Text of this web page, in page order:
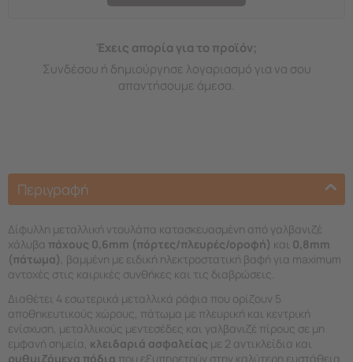
Έχεις απορία για το προϊόν;
Συνδέσου ή δημιούργησε λογαριασμό για να σου
απαντήσουμε άμεσα.
Περιγραφή
Δίφυλλη μεταλλική ντουλάπα κατασκευασμένη από γαλβανιζέ
χάλυβα πάχους 0,6mm (πόρτες/πλευρές/οροφή) και 0,8mm
(πάτωμα), βαμμένη με ειδική ηλεκτροστατική βαφή για maximum
αντοχές στις καιρικές συνθήκες και τις διαβρώσεις.
Διαθέτει 4 εσωτερικά μεταλλικά ράφια που ορίζουν 5
αποθηκευτικούς χώρους, πάτωμα με πλευρική και κεντρική
ενίσχυση, μεταλλικούς μεντεσέδες και γαλβανιζέ πίρους σε μη
εμφανή σημεία, κλειδαριά ασφαλείας με 2 αντικλείδια και
ρυθμιζόμενα πόδια που εξυπηρετούν στην καλύτερη ευστάθεια